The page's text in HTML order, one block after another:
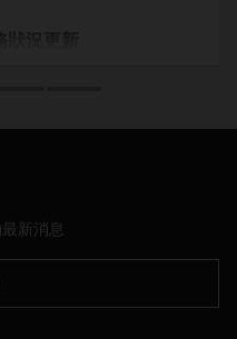
在我們的網站上。
不便，我們深表歉意。在
致延誤。此外，由於目前
新消息